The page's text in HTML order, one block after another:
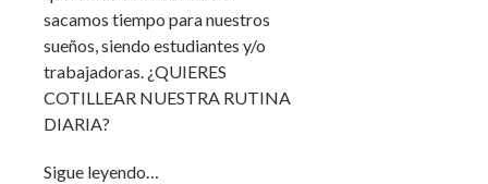
sacamos tiempo para nuestros
sueños, siendo estudiantes y/o
trabajadoras. ¿QUIERES
COTILLEAR NUESTRA RUTINA
DIARIA?
Sigue leyendo…